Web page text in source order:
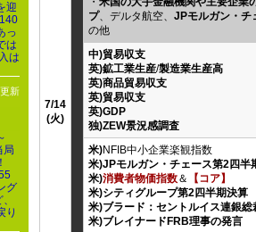
7/14
(火)
プ、デルタ航空、 JPモルガン・チ
の他
中)貿易収支
英)鉱工業生産/製造業生産高
英)商品貿易収支
英)貿易収支
英)GDP
独)ZEW景況感調査
米)NFIB中小企業楽観指数
米)JPモルガン・チェース第2四半
米)消費者物価指数＆
【コア】
米)シティグループ第2四半期決算
米)ブラード：セントルイス連銀総
米)ブレイナードFRB理事の発言
迎
っ
は
は
新
局
グ
り